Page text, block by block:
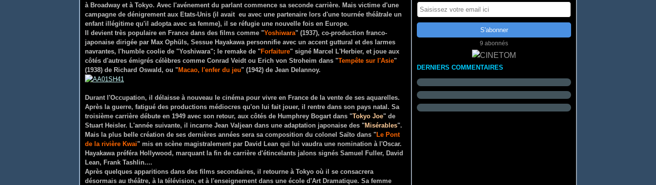
à Broadway et à Tokyo. Avec l'avénement du parlant commence sa seconde carrière. Mais victime d'une
campagne de dénigrement aux Etats-Unis (il avait eu avec une partenaire lors d'une tournée théâtrale un
enfant illégitime qu'il adopta avec sa femme), il se réfugie une nouvelle fois en Europe.
Il devient très populaire en France dans des films comme "Yoshiwara" (1937), co-production franco-
japonaise dirigée par Max Ophüls, Sessue Hayakawa personnifie avec un accent guttural et des larmes
navrantes, l'humble coolie de "Yoshiwara"; le remake de "Forfaiture" signé Marcel L'Herbier, et joue aux
côtés d'autres émigrés célèbres comme Conrad Veidt ou Erich von Stroheim dans "Tempête sur l'Asie"
(1938) de Richard Oswald, ou "Macao, l'enfer du jeu" (1942) de Jean Delannoy.
Durant l'Occupation, il délaisse à nouveau le cinéma pour vivre en France de la vente de ses aquarelles.
Après la guerre, fatigué des productions médiocres qu'on lui fait jouer, il rentre dans son pays natal. Sa
troisième carrière débute en 1949 avec son retour, aux côtés de Humphrey Bogart dans "Tokyo Joe" de
Stuart Heisler. L'année suivante, il incarne Jean Valjean dans une adaptation japonaise des "Misérables".
Mais la plus belle création de ses dernières années sera sa composition du colonel Saïto dans "Le Pont
de la rivière Kwai" mis en scène magistralement par David Lean qui lui vaudra une nomination à l'Oscar.
Hayakawa préféra Hollywood, marquant la fin de carrière d'étincelants jalons signés Samuel Fuller, David
Lean, Frank Tashlin....
Après quelques apparitions dans des films secondaires, il retourne à Tokyo où il se consacrera
désormais au théâtre, à la télévision, et à l'enseignement dans une école d'Art Dramatique. Sa femme
9 abonnés
DERNIERS COMMENTAIRES